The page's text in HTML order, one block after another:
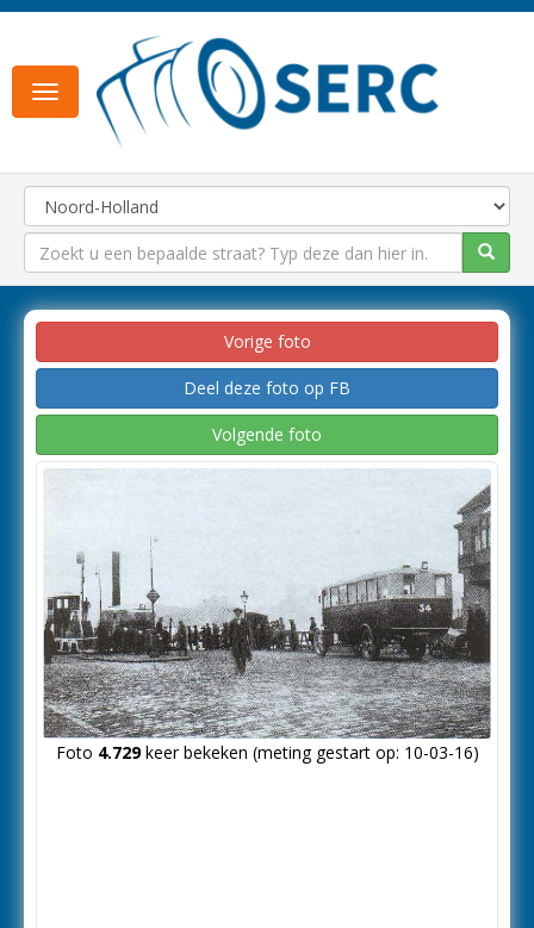
Toggle
navigation
Vorige foto
Deel deze foto op FB
Volgende foto
Foto 4.729keer bekeken (meting gestart op: 10-03-16)